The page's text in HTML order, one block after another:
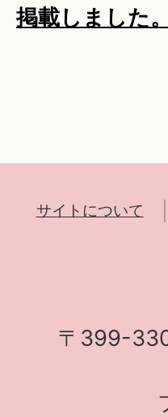
掲載しました。
サイトについて
〒399-